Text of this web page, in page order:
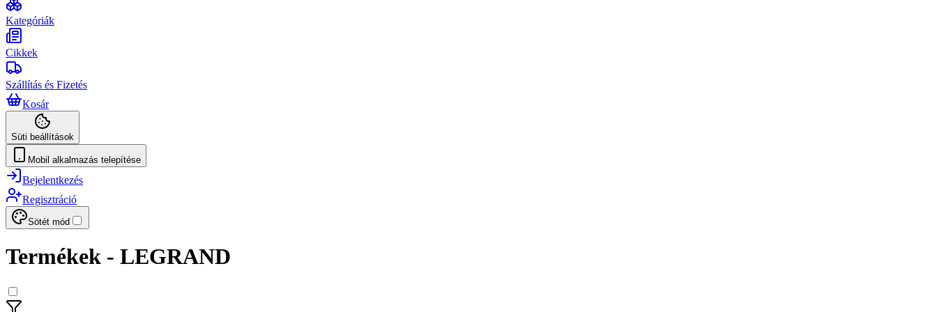
Kategóriák
Cikkek
Szállítás és Fizetés
Kosár
Süti beállítások
Mobil alkalmazás telepítése
Bejelentkezés
Regisztráció
Sötét mód
Termékek - LEGRAND